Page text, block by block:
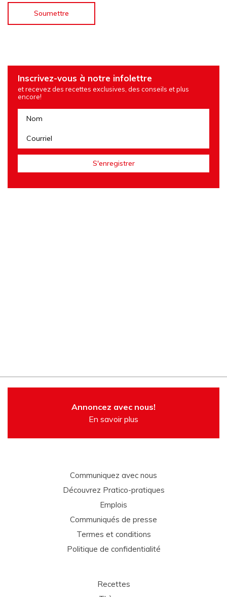
Inscrivez-vous à notre infolettre
et recevez des recettes exclusives, des conseils et plus
encore!
Annoncez avec nous!
En savoir plus
Communiquez avec nous
Découvrez Pratico-pratiques
Emplois
Communiqués de presse
Termes et conditions
Politique de confidentialité
Recettes